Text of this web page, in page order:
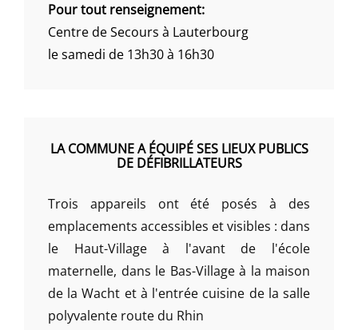
Pour tout renseignement:
Centre de Secours à Lauterbourg
le samedi de 13h30 à 16h30
LA COMMUNE A ÉQUIPÉ SES LIEUX PUBLICS
DE DÉFIBRILLATEURS
Trois appareils ont été posés à des
emplacements accessibles et visibles : dans
le Haut-Village à l'avant de l'école
maternelle, dans le Bas-Village à la maison
de la Wacht et à l'entrée cuisine de la salle
polyvalente route du Rhin